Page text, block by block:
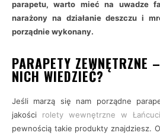
parapetu, warto mieć na uwadze
narażony na działanie deszczu i
porządnie wykonany.
PARAPETY ZEWNĘTRZNE
NICH WIEDZIEĆ?
Jeśli marzą się nam porządne
jakości rolety wewnętrzne w
pewnością takie produkty znajdziesz.